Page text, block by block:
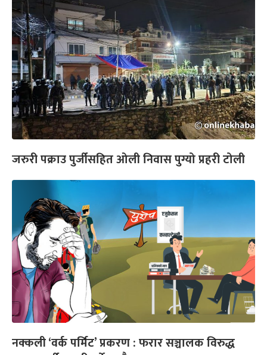
जरुरी पक्राउ पुर्जीसहित ओली निवास पुग्यो प्रहरी टोली
नक्कली ‘वर्क पर्मिट’ प्रकरण : फरार सञ्चालक विरुद्ध